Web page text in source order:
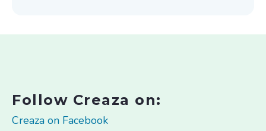
Follow Creaza on:
Creaza on Facebook